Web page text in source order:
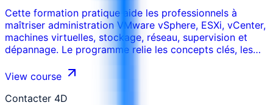
Cette formation pratique aide les professionnels à
maîtriser administration VMware vSphere, ESXi, vCenter,
machines virtuelles, stockage, réseau, supervision et
dépannage. Le programme relie les concepts clés, les
opérationnelles afin que les participants puissent
La formation peut être adaptée au secteur, aux
View course
Contacter 4D